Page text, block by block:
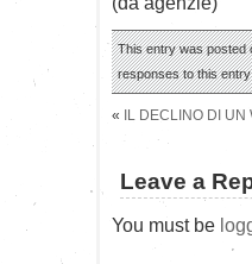
This entry was posted
responses to this
« IL DECLINO DI UN
Leave a
You must be